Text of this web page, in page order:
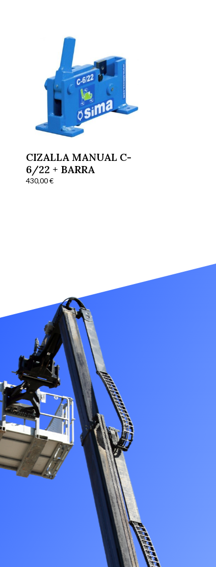
CIZALLA MANUAL C-
6/22 + BARRA
430,00€